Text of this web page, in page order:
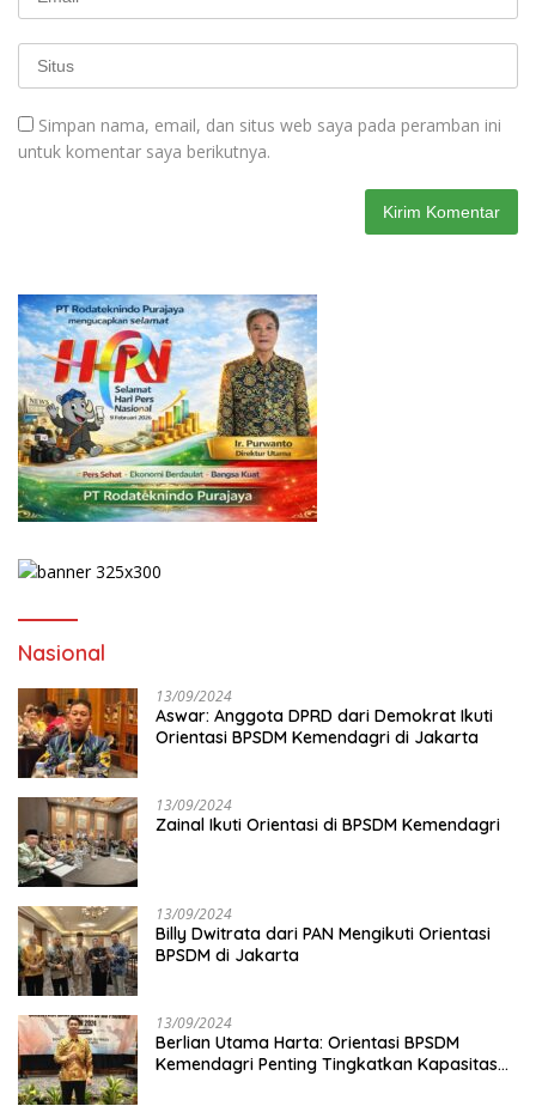
Simpan nama, email, dan situs web saya pada peramban ini
untuk komentar saya berikutnya.
Nasional
13/09/2024
Aswar: Anggota DPRD dari Demokrat Ikuti
Orientasi BPSDM Kemendagri di Jakarta
13/09/2024
Zainal Ikuti Orientasi di BPSDM Kemendagri
13/09/2024
Billy Dwitrata dari PAN Mengikuti Orientasi
BPSDM di Jakarta
13/09/2024
Berlian Utama Harta: Orientasi BPSDM
Kemendagri Penting Tingkatkan Kapasitas